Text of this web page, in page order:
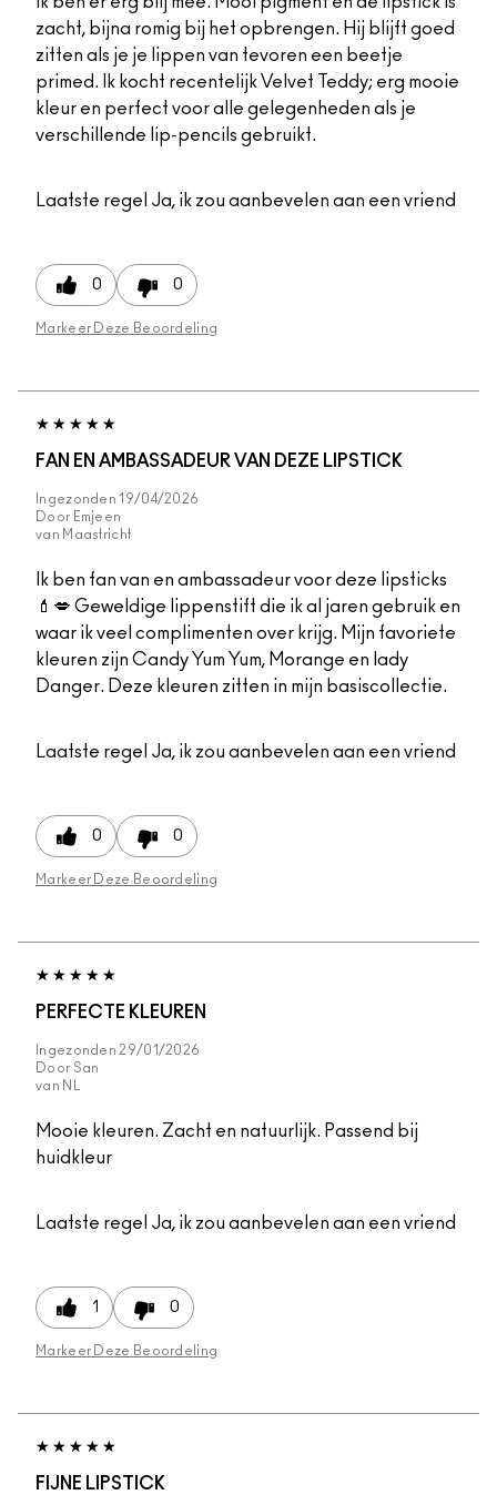
zacht, bijna romig bij het opbrengen. Hij blijft goed
zitten als je je lippen van tevoren een beetje
primed. Ik kocht recentelijk Velvet Teddy; erg mooie
kleur en perfect voor alle gelegenheden als je
verschillende lip-pencils gebruikt.
Laatste regel Ja, ik zou aanbevelen aan een vriend
0 0
Markeer Deze Beoordeling
FAN EN AMBASSADEUR VAN DEZE LIPSTICK
Ingezonden19/04/2026
Door Emjeen
van Maastricht
Ik ben fan van en ambassadeur voor deze lipsticks
💄💋 Geweldige lippenstift die ik al jaren gebruik en
waar ik veel complimenten over krijg. Mijn favoriete
kleuren zijn Candy Yum Yum, Morange en lady
Danger. Deze kleuren zitten in mijn basiscollectie.
Laatste regel Ja, ik zou aanbevelen aan een vriend
0 0
Markeer Deze Beoordeling
PERFECTE KLEUREN
Ingezonden29/01/2026
Door San
van NL
Mooie kleuren. Zacht en natuurlijk. Passend bij
huidkleur
Laatste regel Ja, ik zou aanbevelen aan een vriend
1 0
Markeer Deze Beoordeling
FIJNE LIPSTICK